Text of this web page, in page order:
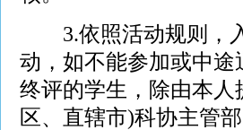
3.依照活动规则，入
动，如不能参加或中
终评的学生，除由本
区、直辖市)科协主管